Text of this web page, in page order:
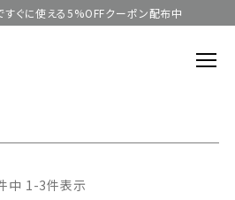
ぐに使える5%OFFクーポン配布中
中 1 -3件表示